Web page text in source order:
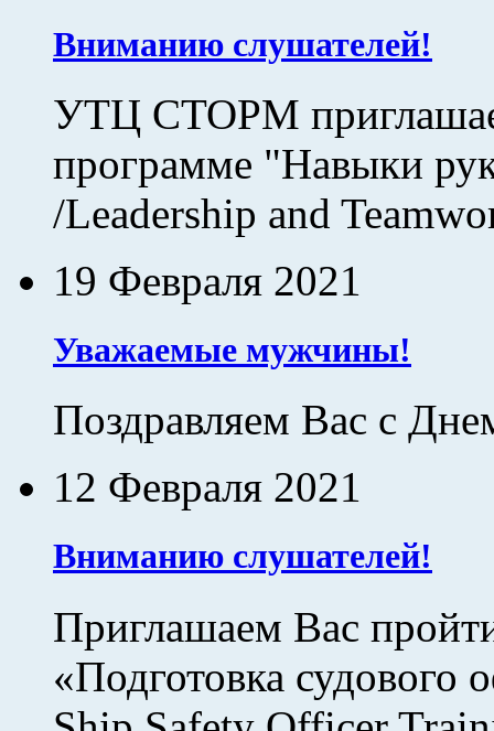
Вниманию слушателей!
УТЦ СТОРМ
программе "Навыки
/Leadership and
19 Февраля 2021
Уважаемые мужчины!
Поздравляем Вас с
12 Февраля 2021
Вниманию слушателей!
Приглашаем Вас
«Подготовка судового